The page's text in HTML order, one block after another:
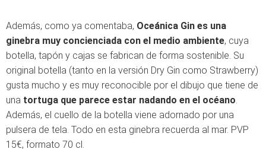
Además, como ya comentaba, Oceánica Gin es una
ginebra muy concienciada con el medio ambiente, cuya
botella, tapón y cajas se fabrican de forma sostenible. Su
original botella (tanto en la versión Dry Gin como Strawberry)
gusta mucho y es muy reconocible por el dibujo que tiene de
una tortuga que parece estar nadando en el océano.
Además, el cuello de la botella viene adornado por una
pulsera de tela. Todo en esta ginebra recuerda al mar. PVP
15€, formato 70 cl.